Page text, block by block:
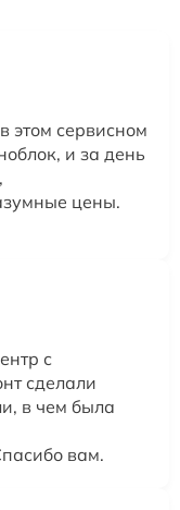
этом сервисном
и за день
цены.
с
сделали
в чем была
вам.